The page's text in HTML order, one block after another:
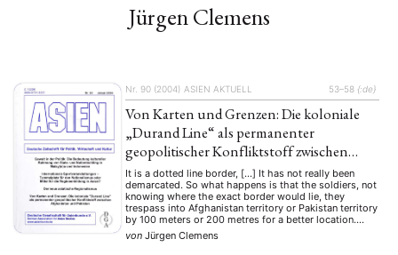
Jürgen Clemens
Nr. 90 (2004) ASIEN AKTUELL 53–58 {:de}
Von Karten und Grenzen: Die koloniale
„Durand Line“ als permanenter
geopolitischer Konfliktstoff zwischen
Afghanistan und Pakistan
It is a dotted line border, […] It has not really been
demarcated. So what happens is that the soldiers, not
knowing where the exact border would lie, they
trespass into Afghanistan territory or Pakistan territory
by 100 meters or 200 metres for a better location.
Dieses Statement des pakistanischen Botschafters in
Kabul dokumentiert die …
von Jürgen Clemens